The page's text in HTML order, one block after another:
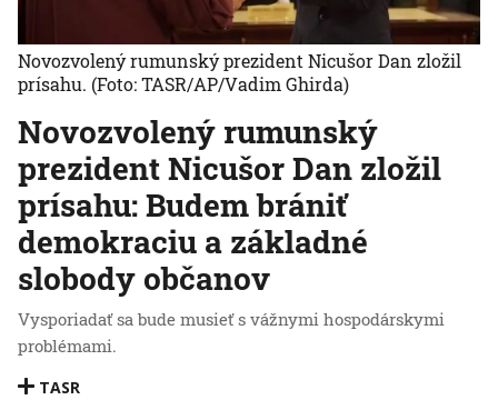
Novozvolený rumunský
prezident Nicušor Dan zložil
prísahu: Budem brániť
demokraciu a základné
slobody občanov
Vysporiadať sa bude musieť s vážnymi hospodárskymi
problémami.
TASR
Novozvolený rumunský prezident Nicušor Dan zložil
prísahu. (Foto: TASR/AP/Vadim Ghirda)